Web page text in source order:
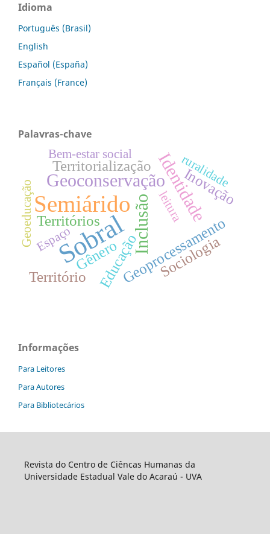
Idioma
Português (Brasil)
English
Español (España)
Français (France)
Palavras-chave
Sobral
Semiárido
Geoconservação
InclusãoIdentidade
Geoprocessamento
Educação
Territórios
Gênero
Territorialização
Inovação
Sociologia
Território
Geoeducação
ruralidade
leitura
Espaço
Bem-estar social
Informações
Para Leitores
Para Autores
Para Bibliotecários
Revista do Centro de Ciêncas Humanas da
Universidade Estadual Vale do Acaraú - UVA